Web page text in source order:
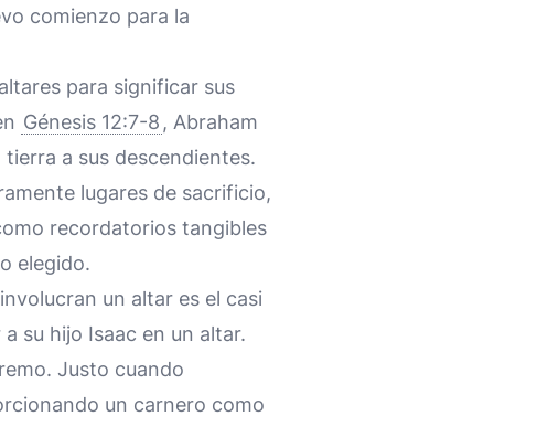
comienzo para la
para significar sus
Génesis 12:7-8 , Abraham
a sus descendientes.
lugares de sacrificio,
recordatorios tangibles
elegido.
un altar es el casi
su hijo Isaac en un altar.
Justo cuando
un carnero como